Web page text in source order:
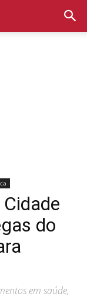
do
em saúde,